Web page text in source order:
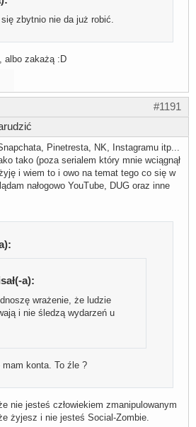
zbytnio nie da już robić.
albo zakażą :D
#1191
Pinetresta, NK, Instagramu itp...
tako (poza serialem który mnie wciągnął
i wiem to i owo na temat tego co się w
nałogowo YouTube, DUG oraz inne
a):
wrażenie, że ludzie
i nie śledzą wydarzeń u
konta. To źle ?
nie jesteś człowiekiem zmanipulowanym
żyjesz i nie jesteś Social-Zombie.